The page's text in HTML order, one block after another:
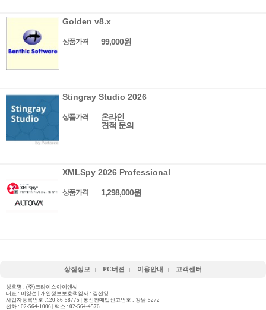
Golden v8.x
상품가격 99,000원
Stingray Studio 2026
상품가격
온라인
견적 문의
XMLSpy 2026 Professional
상품가격 1,298,000원
상점정보 PC버젼 이용안내 고객센터
상호명 : (주)크라이스아이앤씨
대표 : 이영섭 | 개인정보보호책임자 : 김선영
사업자등록번호 :120-86-58775 | 통신판매업신고번호 : 강남-5272
전화 : 02-564-1006 | 팩스 : 02-564-4576